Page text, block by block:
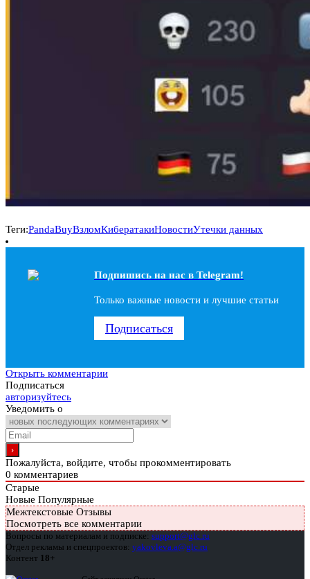
Теги:PandaBuyВзломКибератакиНовостиУтечки данных
Подпишись на наc в Telegram!
Только важные новости и лучшие статьи
Подписаться
Открыть комментарии
Подписаться
авторизуйтесь
Уведомить о
Пожалуйста, войдите, чтобы прокомментировать
0 комментариев
Старые
Новые Популярные
Межтекстовые Отзывы
Посмотреть все комментарии
Вопросы по материалам и подписке: support@glc.ru
Отдел рекламы и спецпроектов: yakovleva.a@glc.ru
Контент 18+